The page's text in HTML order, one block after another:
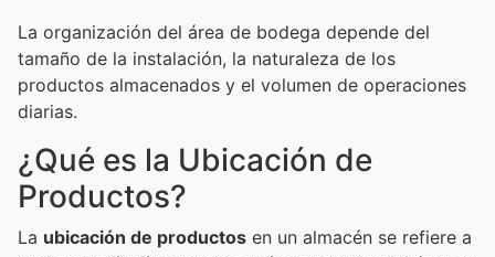
La organización del área de bodega depende del
tamaño de la instalación, la naturaleza de los
productos almacenados y el volumen de operaciones
diarias.
¿Qué es la Ubicación de
Productos?
La ubicación de productos en un almacén se refiere a